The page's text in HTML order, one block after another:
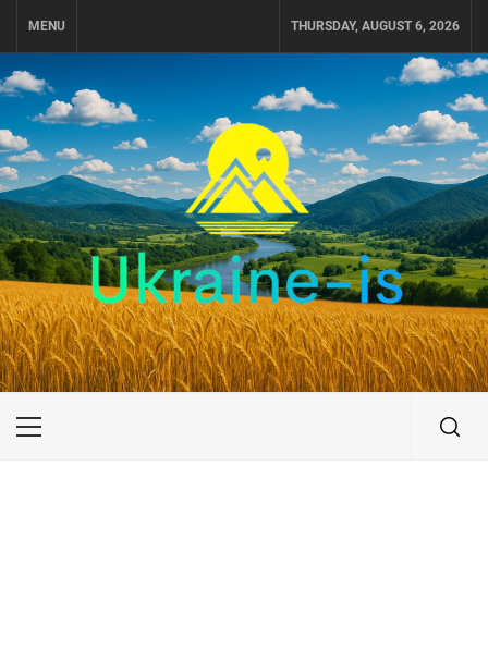
MENU THURSDAY, AUGUST 6, 2026
UKRAINE-IS
ПУТЕШЕСТВИЕ ПО УКРАИНЕ
Primary